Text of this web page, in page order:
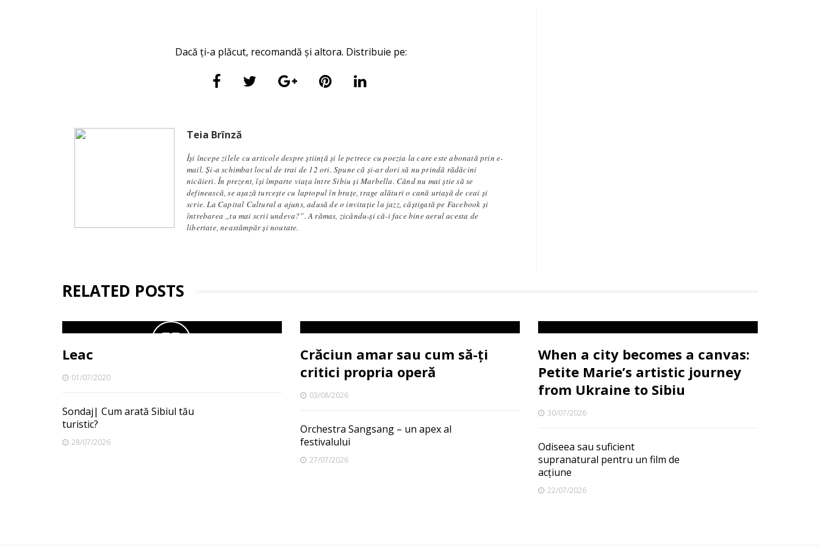
Dacă ți-a plăcut, recomandă și altora. Distribuie pe:
Teia Brînză
Își începe zilele cu articole despre știință și le petrece cu poezia la care este abonată prin e-
mail. Și-a schimbat locul de trai de 12 ori. Spune că și-ar dori să nu prindă rădăcini
nicăieri. În prezent, își împarte viața între Sibiu și Marbella. Când nu mai știe să se
definească, se aşază turcește cu laptopul în brațe, trage alături o cană uriașă de ceai și
scrie. La Capital Cultural a ajuns, adusă de o invitație la jazz, câștigată pe Facebook și
întrebarea „tu mai scrii undeva?”. A rămas, zicându-și că-i face bine aerul acesta de
libertate, neastâmpăr și noutate.
RELATED POSTS
Leac
01/07/2020
Sondaj| Cum arată Sibiul tău
turistic?
28/07/2026
Crăciun amar sau cum să-ți
critici propria operă
03/08/2026
Orchestra Sangsang – un apex al
festivalului
27/07/2026
When a city becomes a canvas:
Petite Marie’s artistic journey
from Ukraine to Sibiu
30/07/2026
Odiseea sau suficient
supranatural pentru un film de
acțiune
22/07/2026